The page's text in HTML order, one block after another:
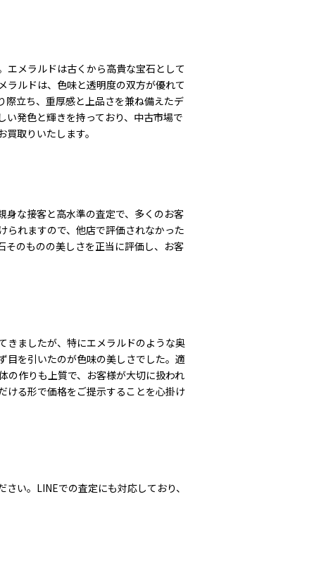
エメラルドは古くから高貴な宝石として
ラルドは、色味と透明度の双方が優れて
際立ち、重厚感と上品さを兼ね備えたデ
発色と輝きを持っており、中古市場で
取りいたします。
身な接客と高水準の査定で、多くのお客
られますので、他店で評価されなかった
そのものの美しさを正当に評価し、お客
きましたが、特にエメラルドのような奥
目を引いたのが色味の美しさでした。適
の作りも上質で、お客様が大切に扱われ
ける形で価格をご提示することを心掛け
い。LINEでの査定にも対応しており、